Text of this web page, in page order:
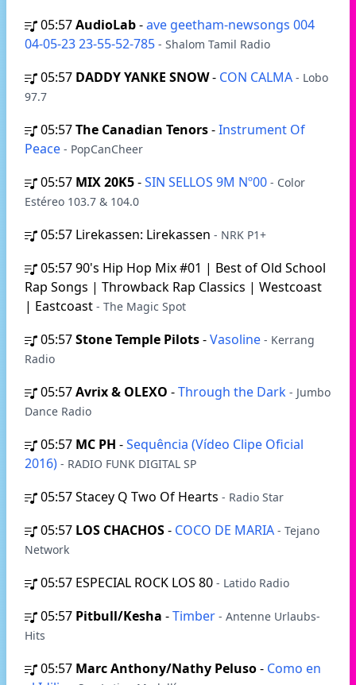
05:57AudioLab-ave geetham-newsongs 004
04-05-23 23-55-52-785 - Shalom Tamil Radio
05:57 DADDY YANKE SNOW- CON CALMA - Lobo
97.7
05:57The Canadian Tenors-Instrument Of
Peace - PopCanCheer
05:57 MIX 20K5-SIN SELLOS 9M Nº00 - Color
Estéreo 103.7 & 104.0
05:57 Lirekassen: Lirekassen - NRK P1+
05:5790's Hip Hop Mix #01 | Best of Old School
Rap Songs | Throwback Rap Classics | Westcoast
| Eastcoast - The Magic Spot
05:57Stone Temple Pilots-Vasoline - Kerrang
Radio
05:57Avrix & OLEXO -Through the Dark - Jumbo
Dance Radio
05:57 MC PH -Sequência (Vídeo Clipe Oficial
2016) - RADIO FUNK DIGITAL SP
05:57Stacey Q Two Of Hearts - Radio Star
05:57 LOS CHACHOS- COCO DE MARIA - Tejano
Network
05:57 ESPECIAL ROCK LOS 80 - Latido Radio
05:57 Pitbull/Kesha -Timber - Antenne Urlaubs-
Hits
05:57 Marc Anthony/Nathy Peluso- Como en